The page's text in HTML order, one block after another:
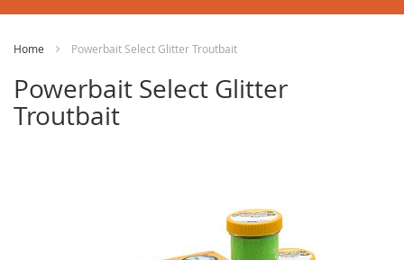
Home Powerbait Select Glitter Troutbait
Powerbait Select Glitter
Troutbait